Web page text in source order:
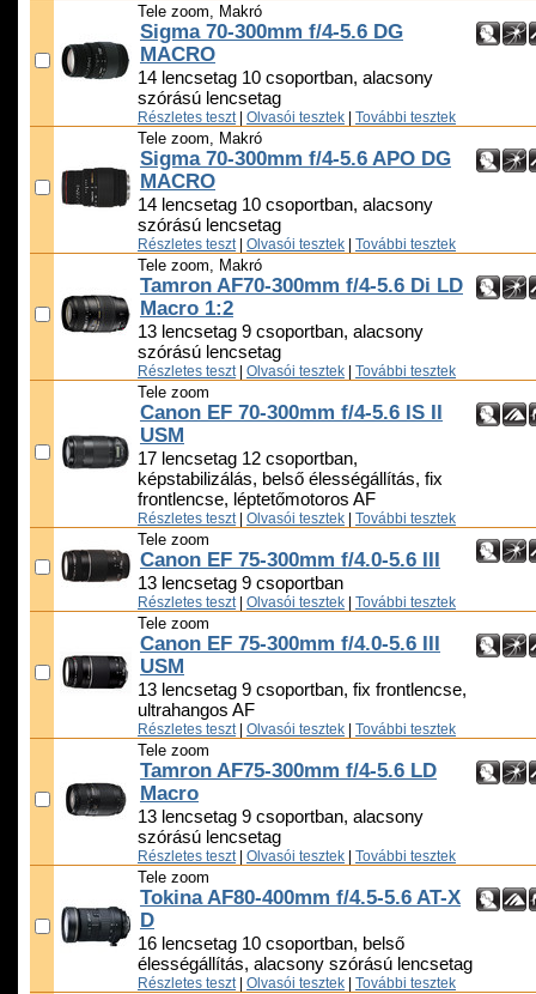
Tele zoom, Makró
Sigma 70-300mm f/4-5.6 DG
MACRO
14 lencsetag 10 csoportban, alacsony
szórású lencsetag
Részletes teszt Olvasói tesztek További tesztek
Tele zoom, Makró
Sigma 70-300mm f/4-5.6 APO DG
MACRO
14 lencsetag 10 csoportban, alacsony
szórású lencsetag
Részletes teszt Olvasói tesztek További tesztek
Tele zoom, Makró
Tamron AF70-300mm f/4-5.6 Di LD
Macro 1:2
13 lencsetag 9 csoportban, alacsony
szórású lencsetag
Részletes teszt Olvasói tesztek További tesztek
Tele zoom
Canon EF 70-300mm f/4-5.6 IS II
USM
17 lencsetag 12 csoportban,
képstabilizálás, belső élességállítás, fix
frontlencse, léptetőmotoros AF
Részletes teszt Olvasói tesztek További tesztek
Tele zoom
Canon EF 75-300mm f/4.0-5.6 III
13 lencsetag 9 csoportban
Részletes teszt Olvasói tesztek További tesztek
Tele zoom
Canon EF 75-300mm f/4.0-5.6 III
USM
13 lencsetag 9 csoportban, fix frontlencse,
ultrahangos AF
Részletes teszt Olvasói tesztek További tesztek
Tele zoom
Tamron AF75-300mm f/4-5.6 LD
Macro
13 lencsetag 9 csoportban, alacsony
szórású lencsetag
Részletes teszt Olvasói tesztek További tesztek
Tele zoom
Tokina AF80-400mm f/4.5-5.6 AT-X
D
16 lencsetag 10 csoportban, belső
élességállítás, alacsony szórású lencsetag
Részletes teszt Olvasói tesztek További tesztek